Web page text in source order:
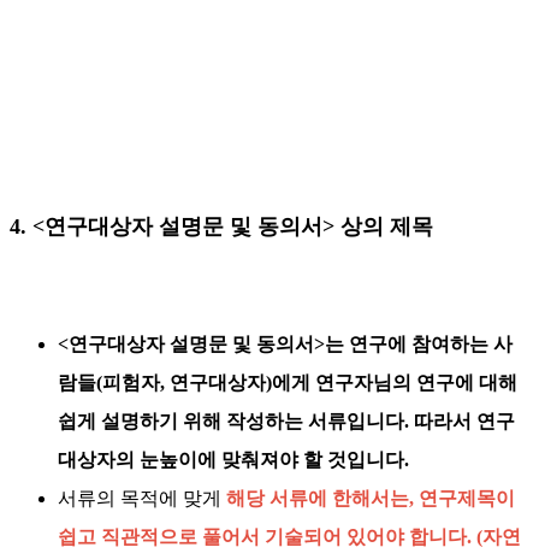
4. <연구대상자 설명문 및 동의서> 상의 제목
<연구대상자 설명문 및 동의서>는 연구에 참여하는 사
람들(피험자, 연구대상자)에게 연구자님의 연구에 대해
쉽게 설명하기 위해 작성하는 서류입니다. 따라서 연구
대상자의 눈높이에 맞춰져야 할 것입니다.
서류의 목적에 맞게 해당 서류에 한해서는, 연구제목이
쉽고 직관적으로 풀어서 기술되어 있어야 합니다. (자연